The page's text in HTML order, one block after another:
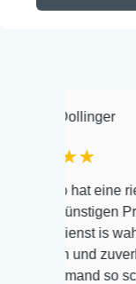
eine riesige
Preisen. Der
is wahnsinnig
zuverlässig, noch
so schnell und